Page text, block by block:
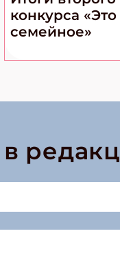
конкурса «Это
семейное»
в